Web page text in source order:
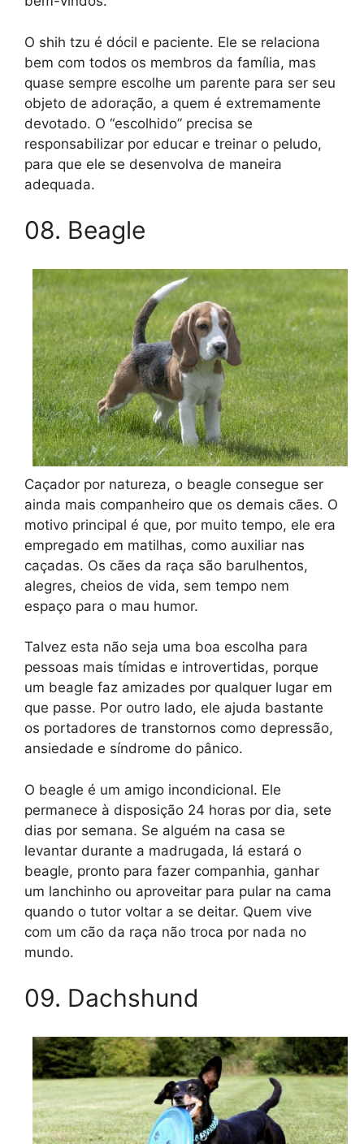
O shih tzu é dócil e paciente. Ele se relaciona
bem com todos os membros da família, mas
quase sempre escolhe um parente para ser seu
objeto de adoração, a quem é extremamente
devotado. O “escolhido” precisa se
responsabilizar por educar e treinar o peludo,
para que ele se desenvolva de maneira
adequada.
08. Beagle
Caçador por natureza, o beagle consegue ser
ainda mais companheiro que os demais cães. O
motivo principal é que, por muito tempo, ele era
empregado em matilhas, como auxiliar nas
caçadas. Os cães da raça são barulhentos,
alegres, cheios de vida, sem tempo nem
espaço para o mau humor.
Talvez esta não seja uma boa escolha para
pessoas mais tímidas e introvertidas, porque
um beagle faz amizades por qualquer lugar em
que passe. Por outro lado, ele ajuda bastante
os portadores de transtornos como depressão,
ansiedade e síndrome do pânico.
O beagle é um amigo incondicional. Ele
permanece à disposição 24 horas por dia, sete
dias por semana. Se alguém na casa se
levantar durante a madrugada, lá estará o
beagle, pronto para fazer companhia, ganhar
um lanchinho ou aproveitar para pular na cama
quando o tutor voltar a se deitar. Quem vive
com um cão da raça não troca por nada no
mundo.
09. Dachshund